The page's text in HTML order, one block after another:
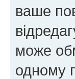
ваше
може
одному